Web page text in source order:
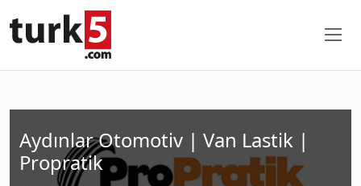
Aydınlar Otomotiv | Van Lastik |
Propratik